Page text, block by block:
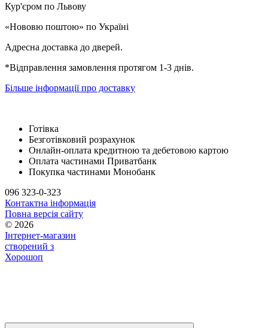
Кур'єром по Львову
«Нововю поштою» по Україні
Адресна доставка до дверей.
*Відправлення замовлення протягом 1-3 днів.
Більше інформації про доставку
Готівка
Безготівковий розрахунок
Онлайн-оплата кредитною та дебетовою картою
Оплата частинами Приватбанк
Покупка частинами Монобанк
096 323-0-323
Контактна інформація
Повна версія сайту
© 2026
Інтернет-магазин
створений з
Хорошоп